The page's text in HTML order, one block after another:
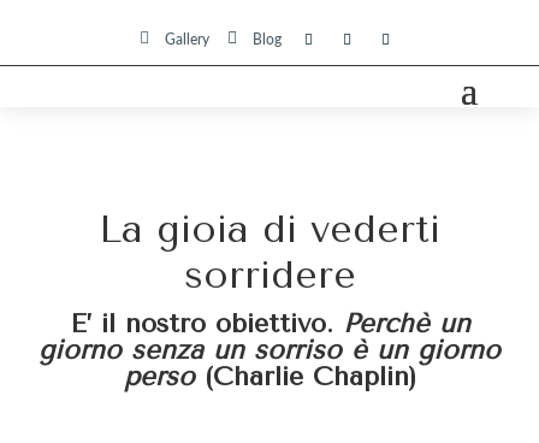
 Gallery  Blog
La gioia di vederti
sorridere
E’ il nostro obiettivo. Perchè un
giorno senza un sorriso è un giorno
perso(Charlie Chaplin)